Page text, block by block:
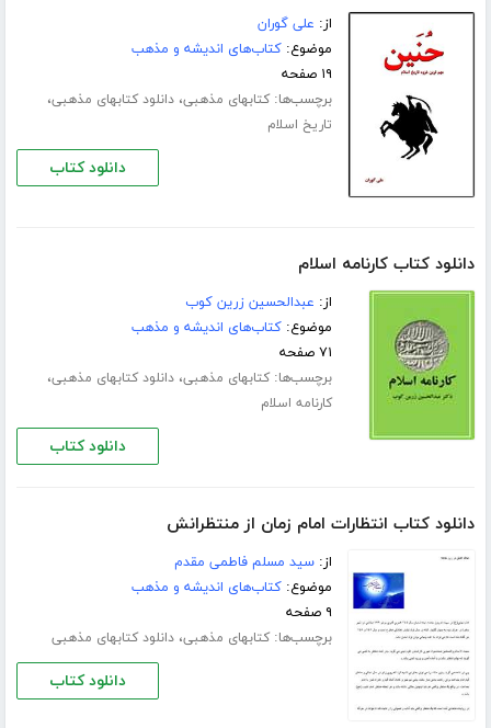
از: علی گوران
موضوع:کتاب‌های اندیشه و مذهب
۱۹ صفحه
برچسب‌ها:کتابهای مذهبی،دانلود کتابهای مذهبی،
تاریخ اسلام
دانلود کتاب
دانلود کتاب کارنامه اسلام
از: عبدالحسین زرین کوب
موضوع:کتاب‌های اندیشه و مذهب
۷۱ صفحه
برچسب‌ها:کتابهای مذهبی،دانلود کتابهای مذهبی،
کارنامه اسلام
دانلود کتاب
دانلود کتاب انتظارات امام زمان از منتظرانش
از:سید مسلم فاطمی مقدم
موضوع:کتاب‌های اندیشه و مذهب
۹ صفحه
برچسب‌ها:کتابهای مذهبی،دانلود کتابهای مذهبی
دانلود کتاب